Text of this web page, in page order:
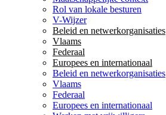
Rol van lokale besturen
V-Wijzer
Beleid en netwerkorganisaties
Vlaams
Federaal
Europees en internationaal
Beleid en netwerkorganisaties
Vlaams
Federaal
Europees en internationaal